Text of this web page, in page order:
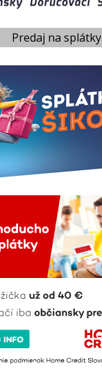
Predaj na splátky